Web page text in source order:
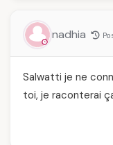
nadhia
Salwatti je ne
toi, je raconterai